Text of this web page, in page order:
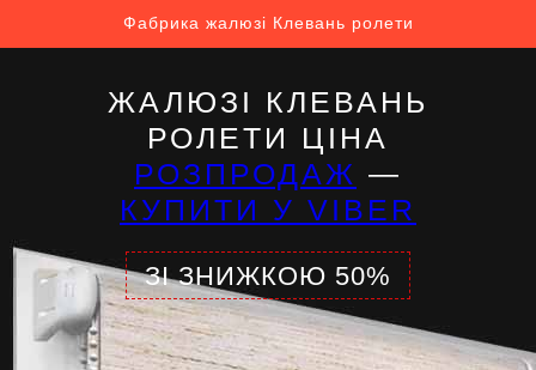
Фабрика жалюзі Клевань ролети
ЖАЛЮЗІ КЛЕВАНЬ
РОЛЕТИ ЦІНА
РОЗПРОДАЖ —
КУПИТИ У VIBER
ЗІ ЗНИЖКОЮ 50%